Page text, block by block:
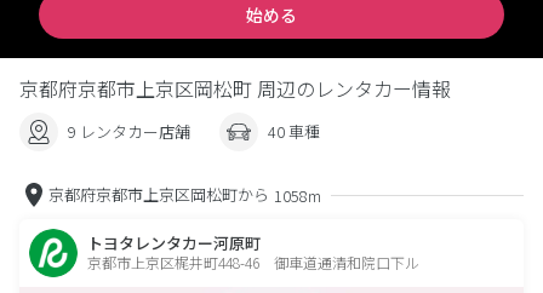
始める
京都府京都市上京区岡松町 周辺のレンタカー情報
9 レンタカー店舗 40 車種
京都府京都市上京区岡松町から 1058m
トヨタレンタカー河原町
京都市上京区梶井町448-46 御車道通清和院口下ル